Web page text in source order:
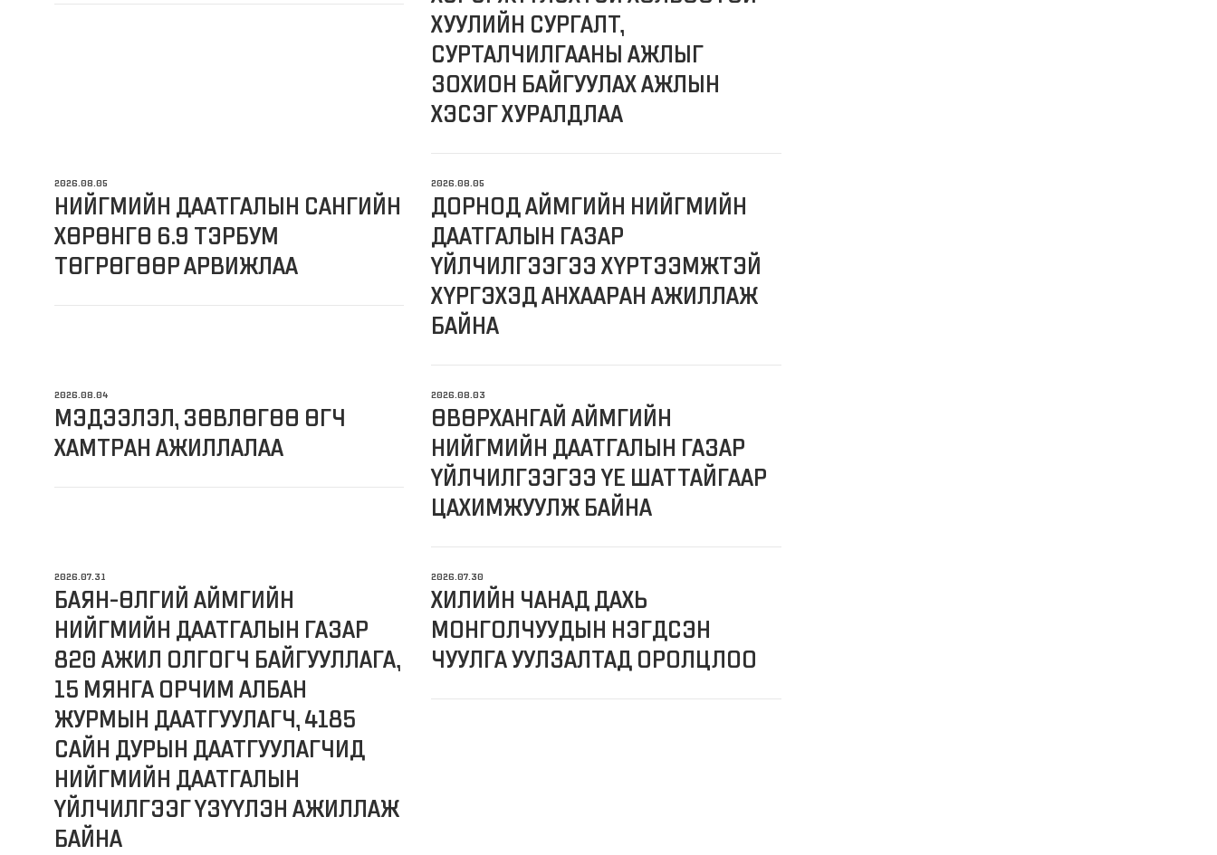
ХУУЛИЙН СУРГАЛТ,
СУРТАЛЧИЛГААНЫ АЖЛЫГ
ЗОХИОН БАЙГУУЛАХ АЖЛЫН
ХЭСЭГ ХУРАЛДЛАА
2026.08.05
НИЙГМИЙН ДААТГАЛЫН САНГИЙН
ХӨРӨНГӨ 6.9 ТЭРБУМ
ТӨГРӨГӨӨР АРВИЖЛАА
2026.08.05
ДОРНОД АЙМГИЙН НИЙГМИЙН
ДААТГАЛЫН ГАЗАР
ҮЙЛЧИЛГЭЭГЭЭ ХҮРТЭЭМЖТЭЙ
ХҮРГЭХЭД АНХААРАН АЖИЛЛАЖ
БАЙНА
2026.08.04
МЭДЭЭЛЭЛ, ЗӨВЛӨГӨӨ ӨГЧ
ХАМТРАН АЖИЛЛАЛАА
2026.08.03
ӨВӨРХАНГАЙ АЙМГИЙН
НИЙГМИЙН ДААТГАЛЫН ГАЗАР
ҮЙЛЧИЛГЭЭГЭЭ ҮЕ ШАТТАЙГААР
ЦАХИМЖУУЛЖ БАЙНА
2026.07.31
БАЯН-ӨЛГИЙ АЙМГИЙН
НИЙГМИЙН ДААТГАЛЫН ГАЗАР
820 АЖИЛ ОЛГОГЧ БАЙГУУЛЛАГА,
15 МЯНГА ОРЧИМ АЛБАН
ЖУРМЫН ДААТГУУЛАГЧ, 4185
САЙН ДУРЫН ДААТГУУЛАГЧИД
НИЙГМИЙН ДААТГАЛЫН
ҮЙЛЧИЛГЭЭГ ҮЗҮҮЛЭН АЖИЛЛАЖ
БАЙНА
2026.07.30
ХИЛИЙН ЧАНАД ДАХЬ
МОНГОЛЧУУДЫН НЭГДСЭН
ЧУУЛГА УУЛЗАЛТАД ОРОЛЦЛОО